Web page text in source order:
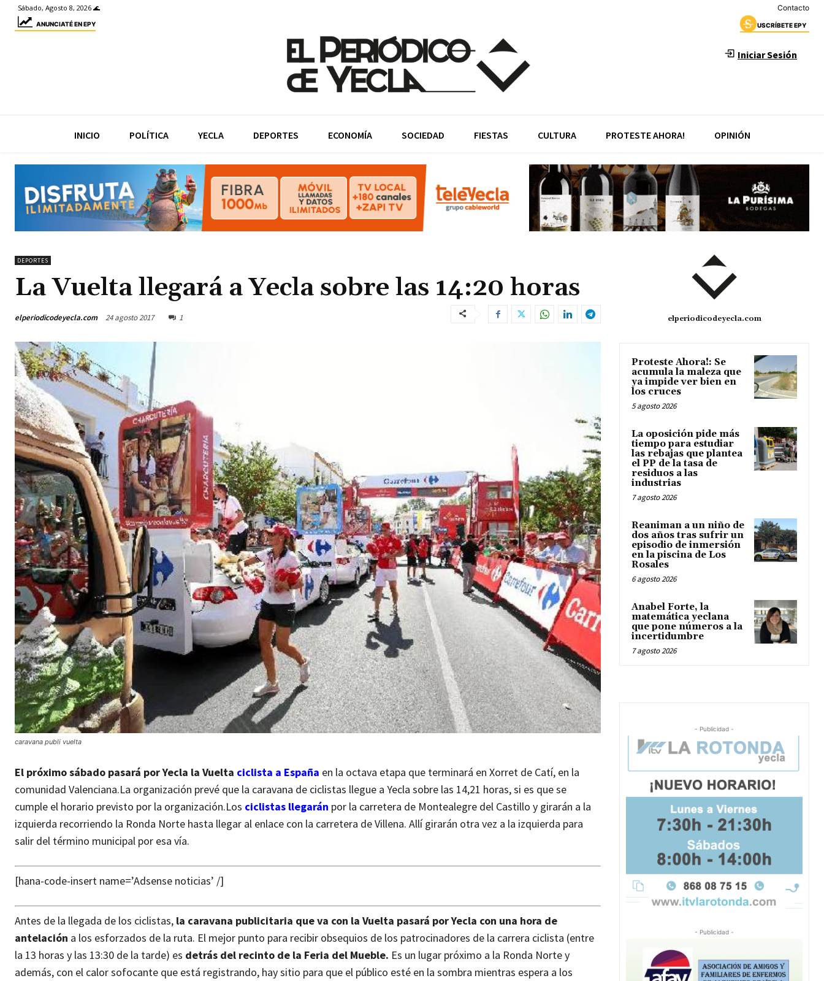
Sábado, Agosto 8, 2026 🌊 Contacto
ANUNCIATÉ EN EPY USCRÍBETE EPY
Iniciar Sesión
INICIO POLÍTICA YECLA DEPORTES ECONOMÍA SOCIEDAD FIESTAS CULTURA PROTESTE AHORA! OPINIÓN
DEPORTES
La Vuelta llegará a Yecla sobre las 14:20 horas
elperiodicodeyecla.com 24 agosto 2017 1
caravana publi vuelta
El próximo sábado pasará por Yecla la Vuelta ciclista a España en la octava etapa que terminará en Xorret de Catí, en la
comunidad Valenciana.La organización prevé que la caravana de ciclistas llegue a Yecla sobre las 14,21 horas, si es que se
cumple el horario previsto por la organización.Los ciclistas llegarán por la carretera de Montealegre del Castillo y girarán a la
izquierda recorriendo la Ronda Norte hasta llegar al enlace con la carretera de Villena. Allí girarán otra vez a la izquierda para
salir del término municipal por esa vía.
[hana-code-insert name=’Adsense noticias’ /]
Antes de la llegada de los ciclistas, la caravana publicitaria que va con la Vuelta pasará por Yecla con una hora de
antelación a los esforzados de la ruta. El mejor punto para recibir obsequios de los patrocinadores de la carrera ciclista (entre
la 13 horas y las 13:30 de la tarde) es detrás del recinto de la Feria del Mueble. Es un lugar próximo a la Ronda Norte y
además, con el calor sofocante que está registrando, hay sitio para que el público esté en la sombra mientras espera a los
elperiodicodeyecla.com
Proteste Ahora!: Se
acumula la maleza que
ya impide ver bien en
los cruces
5 agosto 2026
La oposición pide más
tiempo para estudiar
las rebajas que plantea
el PP de la tasa de
residuos a las
industrias
7 agosto 2026
Reaniman a un niño de
dos años tras sufrir un
episodio de inmersión
en la piscina de Los
Rosales
6 agosto 2026
Anabel Forte, la
matemática yeclana
que pone números a la
incertidumbre
7 agosto 2026
- Publicidad -
- Publicidad -